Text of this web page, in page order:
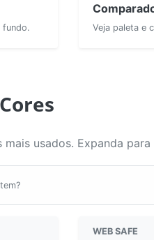
fundo. Veja paleta e
usados. Expanda
WEB SAFE